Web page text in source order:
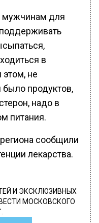
мужчинам для
в
не
было продуктов,
надо в
питания.
сообщили
лекарства.
И ЭКСКЛЮЗИВНЫХ
МОСКОВСКОГО